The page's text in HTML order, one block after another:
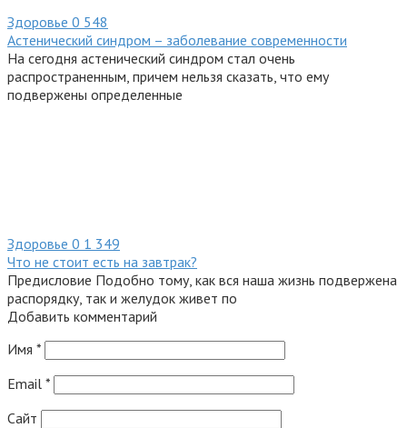
Здоровье 0 548
Астенический синдром – заболевание современности
На сегодня астенический синдром стал очень
распространенным, причем нельзя сказать, что ему
подвержены определенные
Здоровье 0 1 349
Что не стоит есть на завтрак?
Предисловие Подобно тому, как вся наша жизнь подвержена
распорядку, так и желудок живет по
Добавить комментарий
Имя *
Email *
Сайт